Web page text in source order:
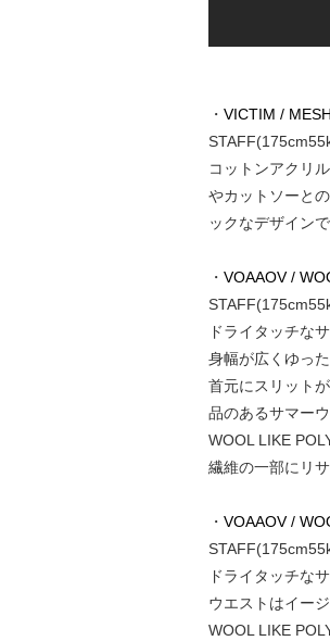
・ VICTIM /
コットンアクリ
やカットソーと
ックなデザイン
・ VOAAOV /
ドライタッチな
身幅が広くゆっ
首元にスリット
品のあるサマー
WOOL LIKE
繊維の一部にリ
・ VOAAOV /
ドライタッチな
ウエストはイー
WOOL LIKE